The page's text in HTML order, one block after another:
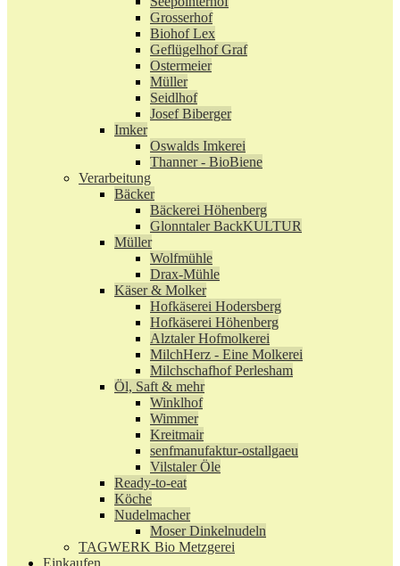
Grosserhof
Biohof Lex
Geflügelhof Graf
Ostermeier
Müller
Seidlhof
Josef Biberger
Imker
Oswalds Imkerei
Thanner - BioBiene
Verarbeitung
Bäcker
Bäckerei Höhenberg
Glonntaler BackKULTUR
Müller
Wolfmühle
Drax-Mühle
Käser & Molker
Hofkäserei Hodersberg
Hofkäserei Höhenberg
Alztaler Hofmolkerei
MilchHerz - Eine Molkerei
Milchschafhof Perlesham
Öl, Saft & mehr
Winklhof
Wimmer
Kreitmair
senfmanufaktur-ostallgaeu
Vilstaler Öle
Ready-to-eat
Köche
Nudelmacher
Moser Dinkelnudeln
TAGWERK Bio Metzgerei
Einkaufen